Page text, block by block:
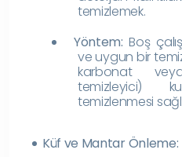
temizlemek.
Yöntem: Boş
ve uygun bir
karbonat
temizleyici)
temizlenmesi
Küf ve Mantar Önleme: